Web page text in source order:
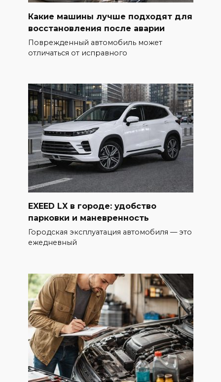
Какие машины лучше подходят для
восстановления после аварии
Поврежденный автомобиль может
отличаться от исправного
EXEED LX в городе: удобство
парковки и маневренность
Городская эксплуатация автомобиля — это
ежедневный